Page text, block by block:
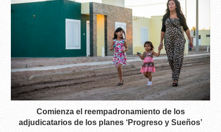
Comienza el reempadronamiento de los
adjudicatarios de los planes ‘Progreso y Sueños’